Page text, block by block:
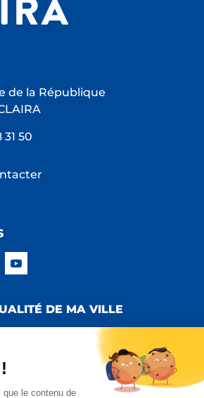
de la République
50
DE MA VILLE
de Claira | Réalisation
que le contenu de